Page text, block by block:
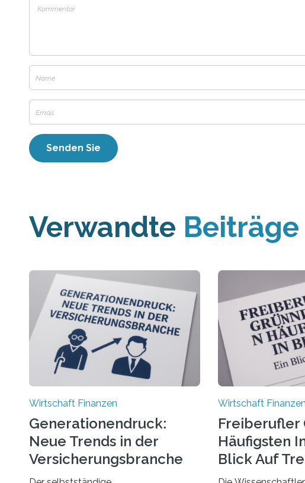
Verwandte Beiträge
Wirtschaft Finanzen
Generationendruck:
Neue Trends in der
Versicherungsbranche
Wirtschaft Finanzen
Freiberufler
Häufigsten
Blick Auf